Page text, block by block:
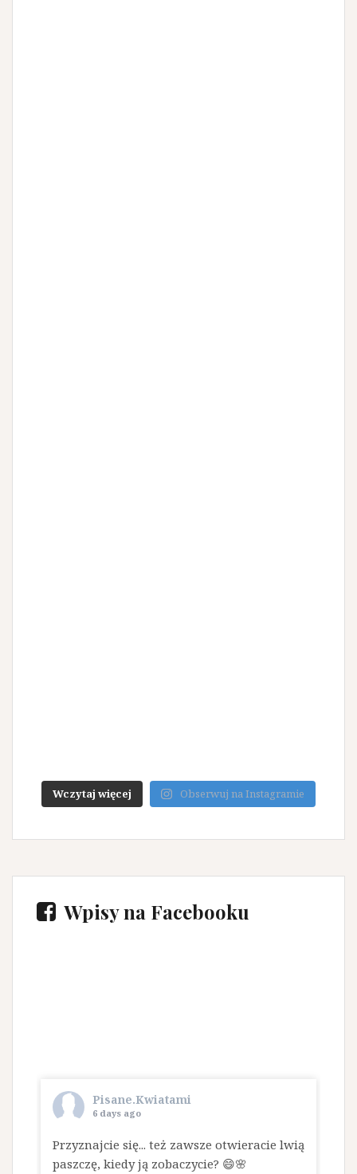
Wczytaj więcej Obserwuj na Instagramie
Wpisy na Facebooku
Pisane.Kwiatami
6 days ago
Przyznajcie się... też zawsze otwieracie lwią
paszczę, kiedy ją zobaczycie? 😄🌸